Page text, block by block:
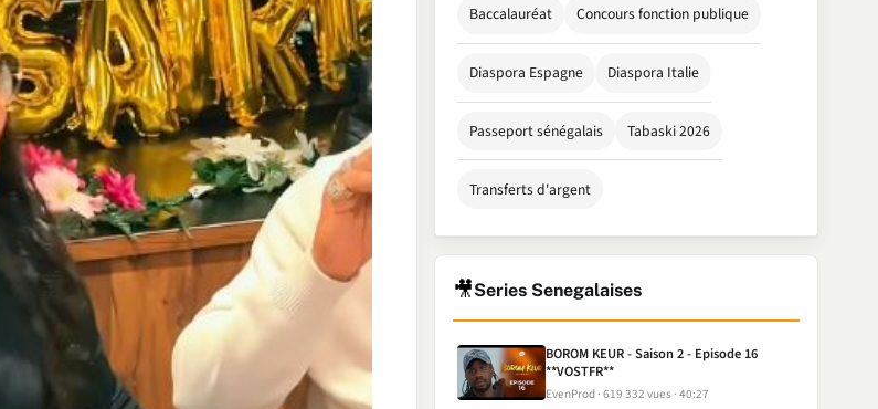
Baccalauréat Concours fonction publique
Diaspora Espagne Diaspora Italie
Passeport sénégalais Tabaski 2026
Transferts d'argent
🎥Series Senegalaises
BOROM KEUR - Saison 2 - Episode 16
**VOSTFR**
EvenProd 619 332 vues 40:27